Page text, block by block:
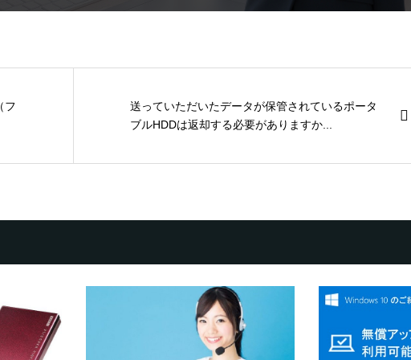
フ
送っていただいたデータが保管されているポータ
ブルHDDは返却する必要がありますか...